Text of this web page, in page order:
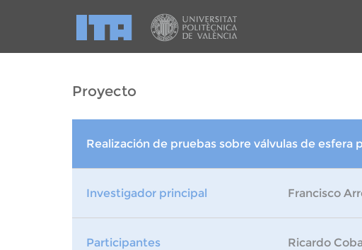
Proyecto
Realización de pruebas sobre válvulas de esfera
Investigador principal Francisco
Participantes Ricardo